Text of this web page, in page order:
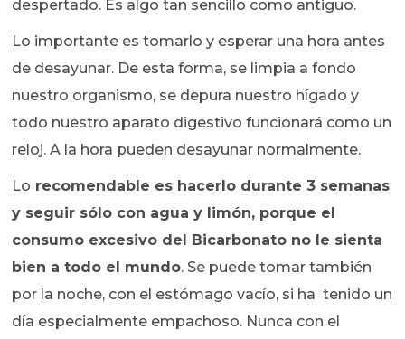
despertado. Es algo tan sencillo como antiguo.
Lo importante es tomarlo y esperar una hora antes
de desayunar. De esta forma, se limpia a fondo
nuestro organismo, se depura nuestro hígado y
todo nuestro aparato digestivo funcionará como un
reloj. A la hora pueden desayunar normalmente.
Lo recomendable es hacerlo durante 3 semanas
y seguir sólo con agua y limón, porque el
consumo excesivo del Bicarbonato no le sienta
bien a todo el mundo. Se puede tomar también
por la noche, con el estómago vacío, si ha tenido un
día especialmente empachoso. Nunca con el